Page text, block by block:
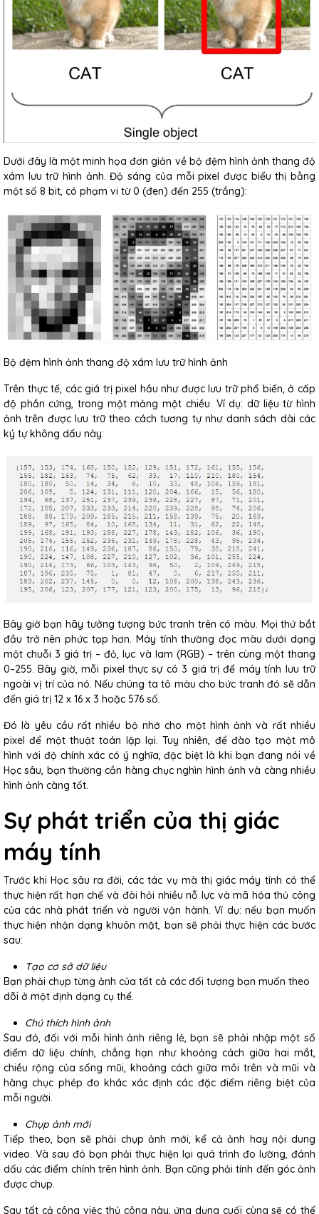
Dưới đây là một minh họa đơn giản về bộ đệm hình ảnh thang độ
xám lưu trữ hình ảnh. Độ sáng của mỗi pixel được biểu thị bằng
một số 8 bit, có phạm vi từ 0 (đen) đến 255 (trắng):
Bộ đệm hình ảnh thang độ xám lưu trữ hình ảnh
Trên thực tế, các giá trị pixel hầu như được lưu trữ phổ biến, ở cấp
độ phần cứng, trong một mảng một chiều. Ví dụ: dữ liệu từ hình
ảnh trên được lưu trữ theo cách tương tự như danh sách dài các
ký tự không dấu này:
Bây giờ bạn hãy tưởng tượng bức tranh trên có màu. Mọi thứ bắt
đầu trở nên phức tạp hơn. Máy tính thường đọc màu dưới dạng
một chuỗi 3 giá trị – đỏ, lục và lam (RGB) – trên cùng một thang
0–255. Bây giờ, mỗi pixel thực sự có 3 giá trị để máy tính lưu trữ
ngoài vị trí của nó. Nếu chúng ta tô màu cho bức tranh đó sẽ dẫn
đến giá trị 12 x 16 x 3 hoặc 576 số.
Đó là yêu cầu rất nhiều bộ nhớ cho một hình ảnh và rất nhiều
pixel để một thuật toán lặp lại. Tuy nhiên, để đào tạo một mô
hình với độ chính xác có ý nghĩa, đặc biệt là khi bạn đang nói về
Học sâu, bạn thường cần hàng chục nghìn hình ảnh và càng nhiều
hình ảnh càng tốt.
Sự phát triển của thị giác
máy tính
Trước khi Học sâu ra đời, các tác vụ mà thị giác máy tính có thể
thực hiện rất hạn chế và đòi hỏi nhiều nỗ lực và mã hóa thủ công
của các nhà phát triển và người vận hành. Ví dụ: nếu bạn muốn
thực hiện nhận dạng khuôn mặt, bạn sẽ phải thực hiện các bước
sau:
Tạo cơ sở dữ liệu
Bạn phải chụp từng ảnh của tất cả các đối tượng bạn muốn theo
dõi ở một định dạng cụ thể.
Chú thích hình ảnh
Sau đó, đối với mỗi hình ảnh riêng lẻ, bạn sẽ phải nhập một số
điểm dữ liệu chính, chẳng hạn như khoảng cách giữa hai mắt,
chiều rộng của sống mũi, khoảng cách giữa môi trên và mũi và
hàng chục phép đo khác xác định các đặc điểm riêng biệt của
mỗi người.
Chụp ảnh mới
Tiếp theo, bạn sẽ phải chụp ảnh mới, kể cả ảnh hay nội dung
video. Và sau đó bạn phải thực hiện lại quá trình đo lường, đánh
dấu các điểm chính trên hình ảnh. Bạn cũng phải tính đến góc ảnh
được chụp.
Sau tất cả công việc thủ công này, ứng dụng cuối cùng sẽ có thể